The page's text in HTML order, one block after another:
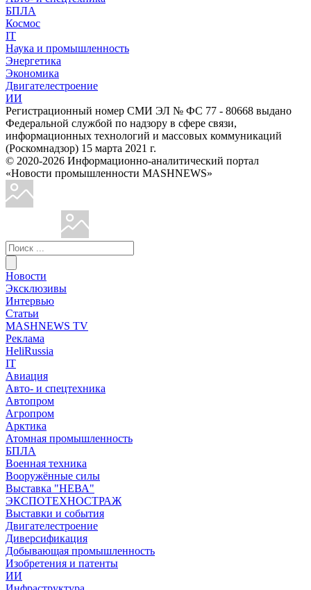
БПЛА
Космос
IT
Наука и промышленность
Энергетика
Экономика
Двигателестроение
ИИ
Регистрационный номер СМИ ЭЛ № ФС 77 - 80668 выдано
Федеральной службой по надзору в сфере связи,
информационных технологий и массовых коммуникаций
(Роскомнадзор) 15 марта 2021 г.
© 2020-2026 Информационно-аналитический портал
«Новости промышленности MASHNEWS»
Новости
Эксклюзивы
Интервью
Статьи
MASHNEWS TV
Реклама
HeliRussia
IT
Авиация
Авто- и спецтехника
Автопром
Агропром
Арктика
Атомная промышленность
БПЛА
Военная техника
Вооружённые силы
Выставка "НЕВА"
ЭКСПОТЕХНОСТРАЖ
Выставки и события
Двигателестроение
Диверсификация
Добывающая промышленность
Изобретения и патенты
ИИ